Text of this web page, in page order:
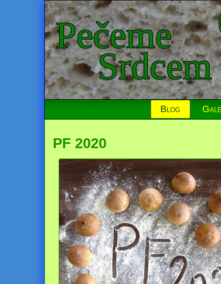
Blog
PF 2020